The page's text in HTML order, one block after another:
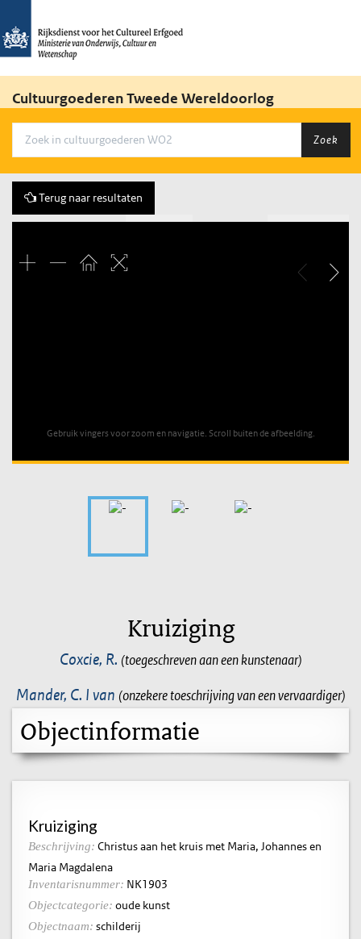
Cultuurgoederen Tweede Wereldoorlog
Zoek
Terug naar resultaten
Gebruik vingers voor zoom en navigatie. Scroll buiten de afbeelding.
Kruiziging
Coxcie, R. (toegeschreven aan een kunstenaar)
Mander, C. I van (onzekere toeschrijving van een vervaardiger)
Objectinformatie
Kruiziging
Beschrijving: Christus aan het kruis met Maria, Johannes en
Maria Magdalena
Inventarisnummer: NK1903
Objectcategorie: oude kunst
Objectnaam: schilderij